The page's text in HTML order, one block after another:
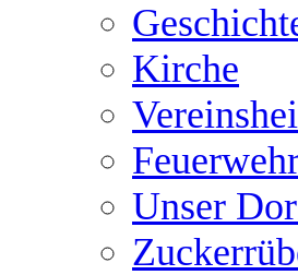
Kirche
Unser